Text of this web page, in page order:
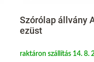
Szórólap állvány
ezüst
raktáron szállítás 14. 8.